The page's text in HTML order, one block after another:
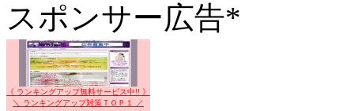
スポンサー広告*
《 ランキングアップ無料サービス中!! 》
＼ ランキングアップ対策ＴＯＰ１ ／